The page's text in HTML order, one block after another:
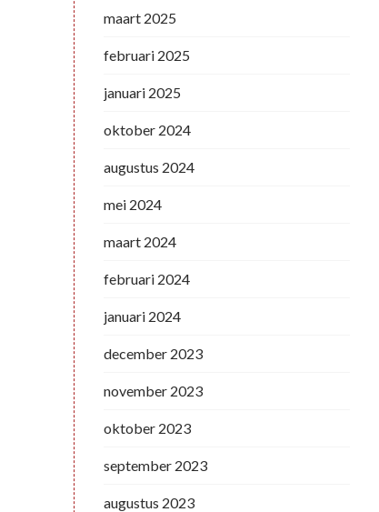
maart 2025
februari 2025
januari 2025
oktober 2024
augustus 2024
mei 2024
maart 2024
februari 2024
januari 2024
december 2023
november 2023
oktober 2023
september 2023
augustus 2023